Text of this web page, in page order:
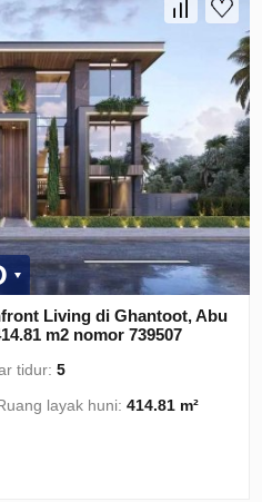
Living di Ghantoot, Abu
m2 nomor 739507
tidur:5
layak huni:414.81 m²